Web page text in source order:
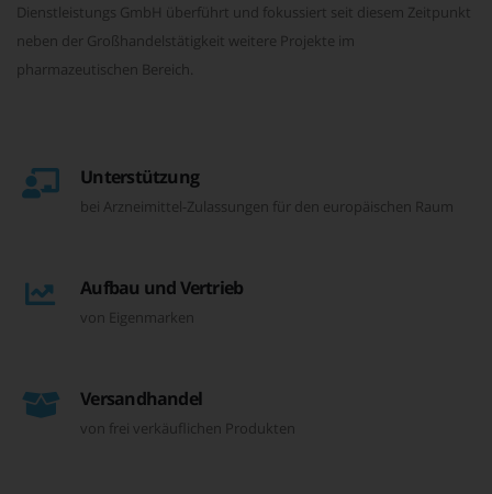
Dienstleistungs GmbH überführt und fokussiert seit diesem Zeitpunkt
neben der Großhandelstätigkeit weitere Projekte im
pharmazeutischen Bereich.
Unterstützung
bei Arzneimittel-Zulassungen für den europäischen Raum
Aufbau und Vertrieb
von Eigenmarken
Versandhandel
von frei verkäuflichen Produkten